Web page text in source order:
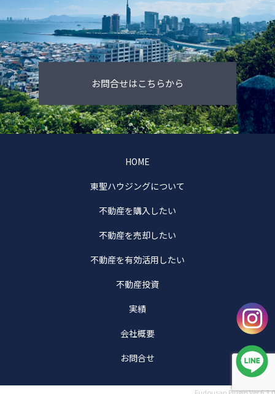
お問合せはこちらから
HOME
東聖ハウジングについて
不動産を購入したい
不動産を売却したい
不動産を有効活用したい
不動産投資
実績
会社概要
お問合せ